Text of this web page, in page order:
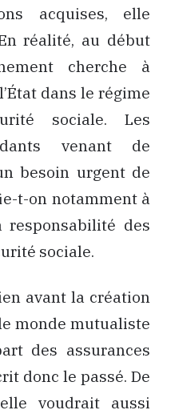
acquises, elle
réalité, au début
cherche à
dans le régime
sociale. Les
venant de
besoin urgent de
t-on notamment à
responsabilité des
sociale.
avant la création
monde mutualiste
des assurances
donc le passé. De
voudrait aussi